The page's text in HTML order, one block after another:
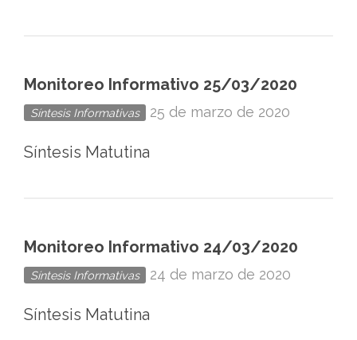
Monitoreo Informativo 25/03/2020
Síntesis Informativas 25 de marzo de 2020
Síntesis Matutina
Monitoreo Informativo 24/03/2020
Síntesis Informativas 24 de marzo de 2020
Síntesis Matutina